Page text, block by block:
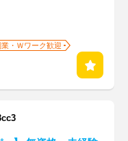
業・Ｗワーク歓迎